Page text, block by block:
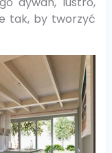
tak, by tworzyć